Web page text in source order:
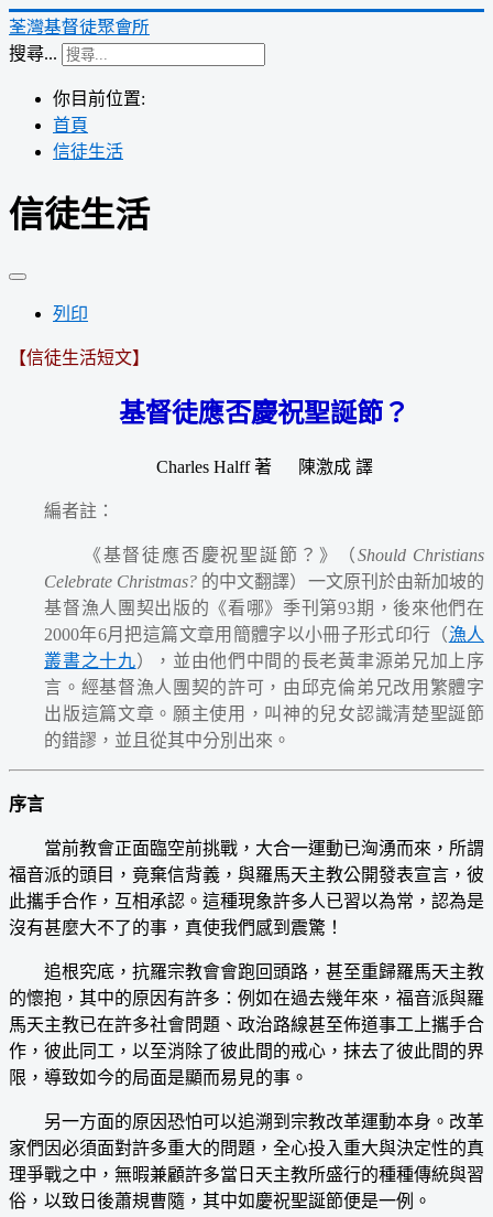
荃灣基督徒聚會所
搜尋...
你目前位置:
首頁
信徒生活
信徒生活
列印
【信徒生活短文】
基督徒應否慶祝聖誕節？
Charles Halff 著 陳激成 譯
編者註：
《基督徒應否慶祝聖誕節？》（Should Christians
Celebrate Christmas? 的中文翻譯）一文原刊於由新加坡的
基督漁人團契出版的《看哪》季刊第93期，後來他們在
2000年6月把這篇文章用簡體字以小冊子形式印行（漁人
叢書之十九），並由他們中間的長老黃聿源弟兄加上序
言。經基督漁人團契的許可，由邱克倫弟兄改用繁體字
出版這篇文章。願主使用，叫神的兒女認識清楚聖誕節
的錯謬，並且從其中分別出來。
序言
當前教會正面臨空前挑戰，大合一運動已洶湧而來，所謂
福音派的頭目，竟棄信背義，與羅馬天主教公開發表宣言，彼
此攜手合作，互相承認。這種現象許多人已習以為常，認為是
沒有甚麼大不了的事，真使我們感到震驚！
追根究底，抗羅宗教會會跑回頭路，甚至重歸羅馬天主教
的懷抱，其中的原因有許多：例如在過去幾年來，福音派與羅
馬天主教已在許多社會問題、政治路線甚至佈道事工上攜手合
作，彼此同工，以至消除了彼此間的戒心，抹去了彼此間的界
限，導致如今的局面是顯而易見的事。
另一方面的原因恐怕可以追溯到宗教改革運動本身。改革
家們因必須面對許多重大的問題，全心投入重大與決定性的真
理爭戰之中，無暇兼顧許多當日天主教所盛行的種種傳統與習
俗，以致日後蕭規曹隨，其中如慶祝聖誕節便是一例。